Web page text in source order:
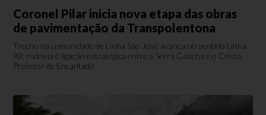
Coronel Pilar inicia nova etapa das obras
de pavimentação da Transpolentona
Trecho na comunidade de Linha São José avança no sentido Linha
90; rodovia é ligação estratégica entre a Serra Gaúcha e o Cristo
Protetor de Encantado